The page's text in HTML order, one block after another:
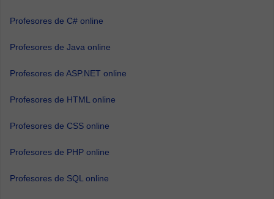
Profesores de C# online
Profesores de Java online
Profesores de ASP.NET online
Profesores de HTML online
Profesores de CSS online
Profesores de PHP online
Profesores de SQL online